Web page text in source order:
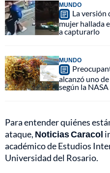
MUNDO
La versión
mujer hallada
a capturarlo
MUNDO
alcanzó uno
según la NASA
Para entender quiénes
ataque, Noticias Caracol
académico de Estudios
Universidad del Rosario.